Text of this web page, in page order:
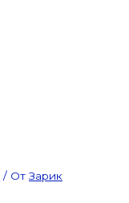
/ ОтЗарик